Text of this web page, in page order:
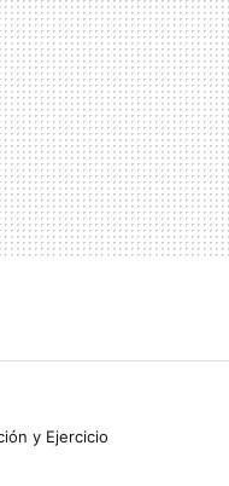
y Ejercicio